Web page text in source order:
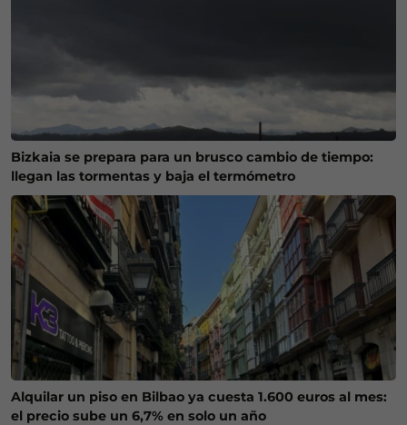
Bizkaia se prepara para un brusco cambio de tiempo:
llegan las tormentas y baja el termómetro
Alquilar un piso en Bilbao ya cuesta 1.600 euros al mes:
el precio sube un 6,7% en solo un año